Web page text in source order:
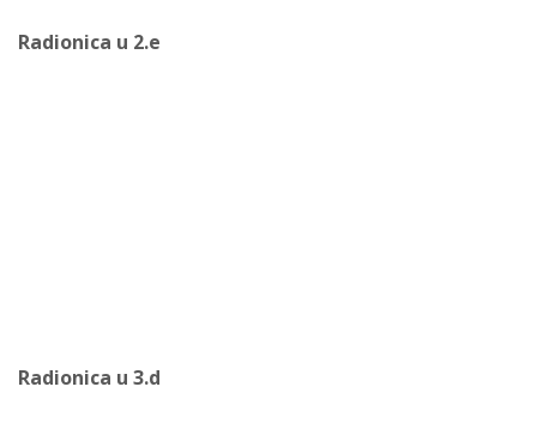
Radionica u 2.e
Radionica u 3.d